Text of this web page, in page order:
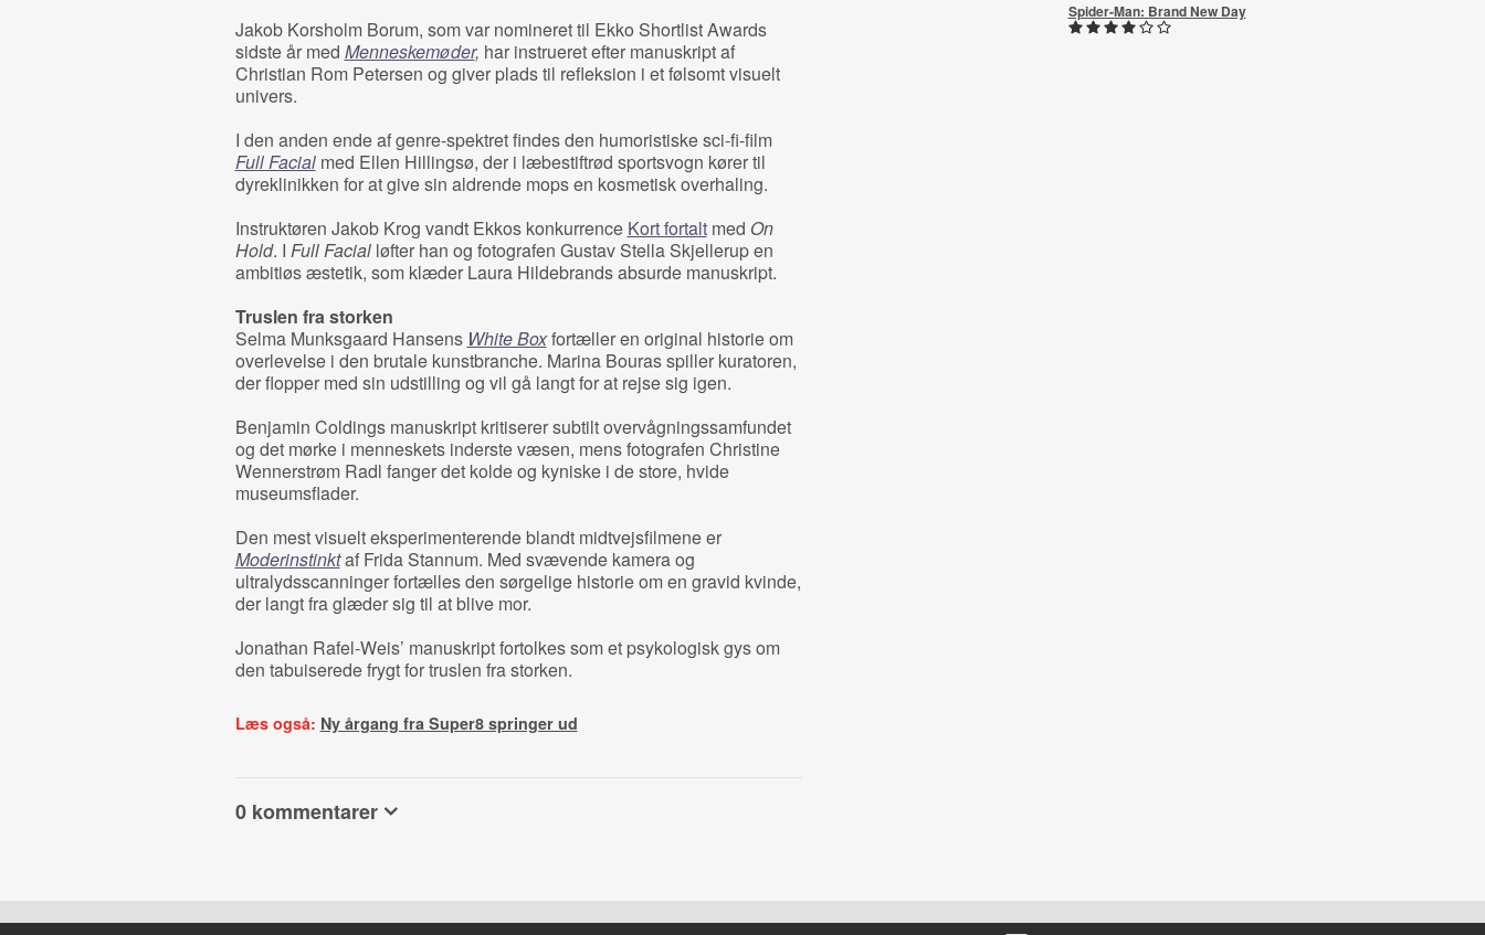
Jakob Korsholm Borum, som var nomineret til Ekko Shortlist Awards
sidste år med Menneskemøder, har instrueret efter manuskript af
Christian Rom Petersen og giver plads til refleksion i et følsomt visuelt
univers.
I den anden ende af genre-spektret findes den humoristiske sci-fi-film
Full Facialmed Ellen Hillingsø, der i læbestiftrød sportsvogn kører til
dyreklinikken for at give sin aldrende mops en kosmetisk overhaling.
Instruktøren Jakob Krog vandt Ekkos konkurrence Kort fortaltmed On
Hold. I Full Facial løfter han og fotografen Gustav Stella Skjellerup en
ambitiøs æstetik, som klæder Laura Hildebrands absurde manuskript.
Truslen fra storken
Selma Munksgaard Hansens White Boxfortæller en original historie om
overlevelse i den brutale kunstbranche. Marina Bouras spiller kuratoren,
der flopper med sin udstilling og vil gå langt for at rejse sig igen.
Benjamin Coldings manuskript kritiserer subtilt overvågningssamfundet
og det mørke i menneskets inderste væsen, mens fotografen Christine
Wennerstrøm Radl fanger det kolde og kyniske i de store, hvide
museumsflader.
Den mest visuelt eksperimenterende blandt midtvejsfilmene er
Moderinstinktaf Frida Stannum. Med svævende kamera og
ultralydsscanninger fortælles den sørgelige historie om en gravid kvinde,
der langt fra glæder sig til at blive mor.
Jonathan Rafel-Weis’ manuskript fortolkes som et psykologisk gys om
den tabuiserede frygt for truslen fra storken.
Læs også: Ny årgang fra Super8 springer ud
0 kommentarer
Spider-Man: Brand New Day